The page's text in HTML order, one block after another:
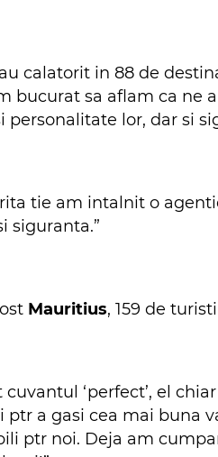
calatorit in 88 de
bucurat sa aflam ca ne
lor, dar si
tie am intalnit o
siguranta.”
Mauritius, 159 de
‘perfect’, el
a gasi cea mai buna
ptr noi. Deja am